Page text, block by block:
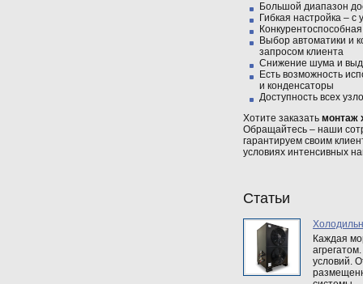
Большой диапазон
Гибкая настройка –
Выбор автоматики и
запросом клиента
Снижение шума и
Есть возможность
и конденсаторы
Доступность всех
Хотите заказать монтаж
Обращайтесь – наши
гарантируем своим
условиях интенсивных
Статьи
Каждая
условий.